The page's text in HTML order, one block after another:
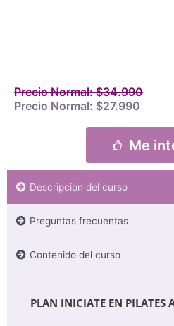
Precio Normal: $34.990
Precio Normal: $27.990
Me
Descripción del curso
Preguntas frecuentas
Contenido del curso
PLAN INICIATE EN PILATES